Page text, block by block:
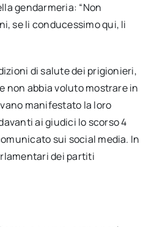
gendarmeria: “Non
se li conducessimo qui, li
di salute dei prigionieri,
non abbia voluto mostrare in
manifestato la loro
ai giudici lo scorso 4
sui social media. In
dei partiti